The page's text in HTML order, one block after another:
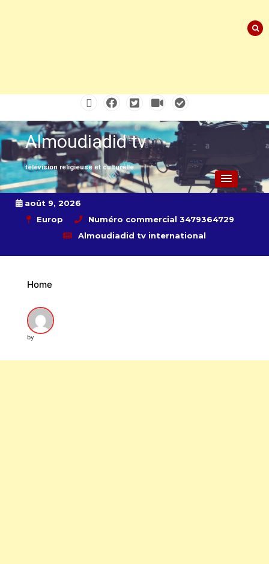
content
Almoudiadid tv
télévision religieuse et culturelle
août 9, 2026
Europ
Numéro commercial 3479364729
Almoudiadid tv international
Home
by